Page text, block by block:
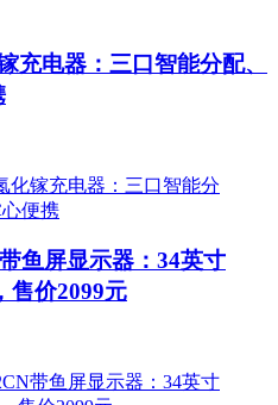
充电器：三口智能分配、
鱼屏显示器：34英寸
售价2099元